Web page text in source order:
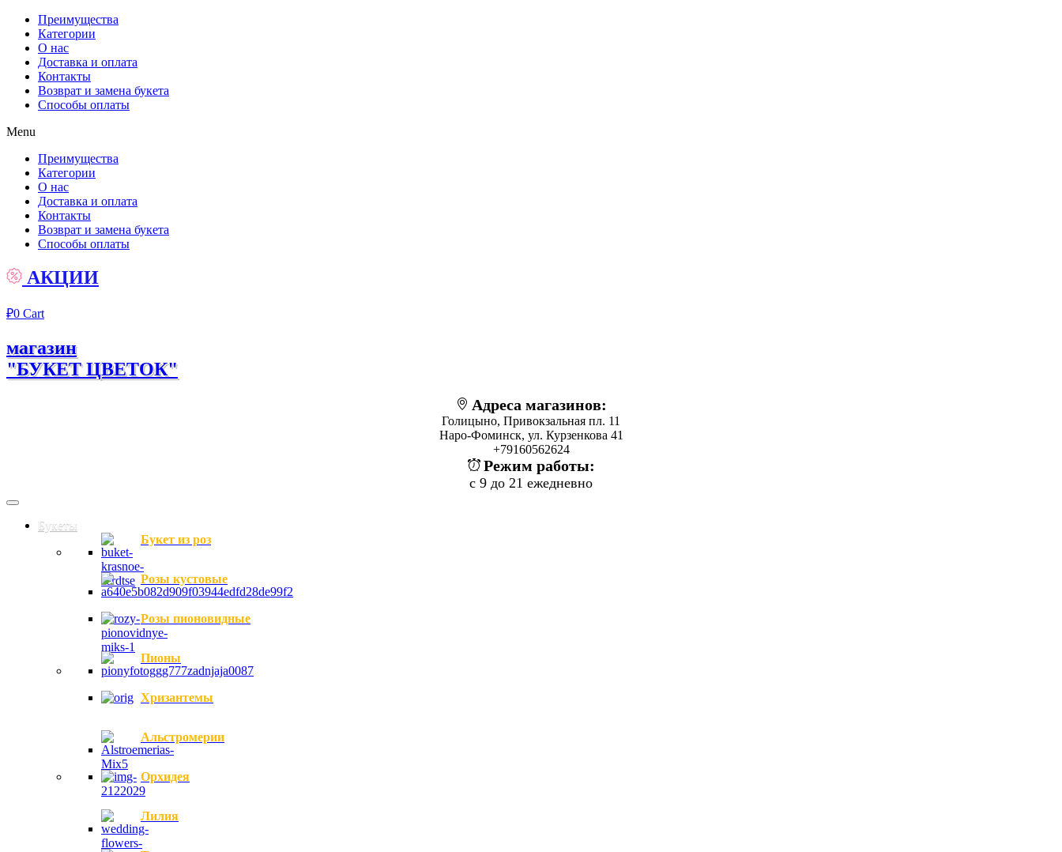
Преимущества
Категории
О нас
Доставка и оплата
Контакты
Возврат и замена букета
Способы оплаты
Menu
Преимущества
Категории
О нас
Доставка и оплата
Контакты
Возврат и замена букета
Способы оплаты
АКЦИИ
₽0 Cart
магазин
"БУКЕТ ЦВЕТОК"
Адреса магазинов:
Голицыно, Привокзальная пл. 11
Наро-Фоминск, ул. Курзенкова 41
+79160562624
Режим работы:
с 9 до 21 ежедневно
Букеты
Букет из роз
Розы кустовые
Розы пионовидные
Пионы
Хризантемы
Альстромерии
Орхидея
Лилия